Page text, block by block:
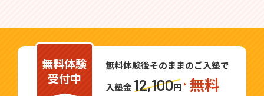
無料体験
受付中
無料体験後そのままのご入塾で
入塾金 12,100円 無料